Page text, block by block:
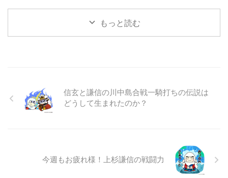
刑から終身刑まで
もっと読む
信玄と謙信の川中島合戦一騎打ちの伝説は
どうして生まれたのか？
今週もお疲れ様！上杉謙信の戦闘力